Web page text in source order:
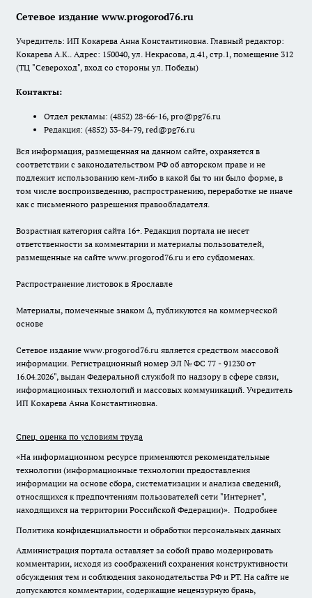
Сетевое издание www.progorod76.ru
Учредитель: ИП Кокарева Анна Константиновна. Главный редактор:
Кокарева А.К.. Адрес: 150040, ул. Некрасова, д.41, стр.1, помещение 312
(ТЦ "Североход", вход со стороны ул. Победы)
Контакты:
Отдел рекламы: (4852) 28-66-16, pro@pg76.ru
Редакция: (4852) 33-84-79, red@pg76.ru
Вся информация, размещенная на данном сайте, охраняется в
соответствии с законодательством РФ об авторском праве и не
подлежит использованию кем-либо в какой бы то ни было форме, в
том числе воспроизведению, распространению, переработке не иначе
как с письменного разрешения правообладателя.
Возрастная категория сайта 16+. Редакция портала не несет
ответственности за комментарии и материалы пользователей,
размещенные на сайте www.progorod76.ru и его субдоменах.
Распространение листовок в Ярославле
Материалы, помеченные знаком ∆, публикуются на коммерческой
основе
Сетевое издание www.progorod76.ru является средством массовой
информации. Регистрационный номер ЭЛ № ФС 77 - 91230 от
16.04.2026", выдан Федеральной службой по надзору в сфере связи,
информационных технологий и массовых коммуникаций. Учредитель
ИП Кокарева Анна Константиновна.
Спец. оценка по условиям труда
«На информационном ресурсе применяются рекомендательные
технологии (информационные технологии предоставления
информации на основе сбора, систематизации и анализа сведений,
относящихся к предпочтениям пользователей сети "Интернет",
находящихся на территории Российской Федерации)». Подробнее
Политика конфиденциальности и обработки персональных данных
Администрация портала оставляет за собой право модерировать
комментарии, исходя из соображений сохранения конструктивности
обсуждения тем и соблюдения законодательства РФ и РТ. На сайте не
допускаются комментарии, содержащие нецензурную брань,